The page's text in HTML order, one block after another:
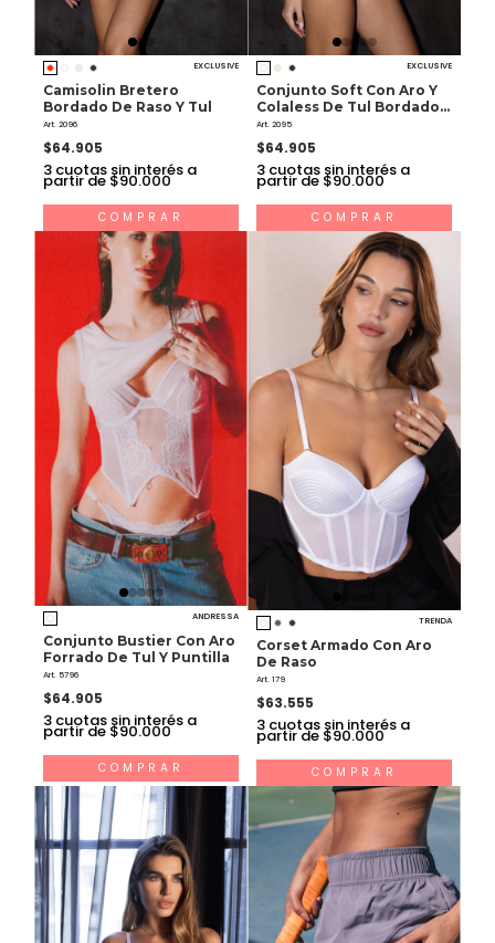
EXCLUSIVE
Camisolin Bretero
Bordado De Raso Y Tul
Art. 2096
$64.905
3 cuotas sin interés a
partir de $90.000
COMPRAR
EXCLUSIVE
Conjunto Soft Con Aro Y
Colaless De Tul Bordado Y
Raso
Art. 2095
$64.905
3 cuotas sin interés a
partir de $90.000
COMPRAR
ANDRESSA
Conjunto Bustier Con Aro
Forrado De Tul Y Puntilla
Art. 5796
$64.905
3 cuotas sin interés a
partir de $90.000
COMPRAR
TRENDA
Corset Armado Con Aro
De Raso
Art. 179
$63.555
3 cuotas sin interés a
partir de $90.000
COMPRAR